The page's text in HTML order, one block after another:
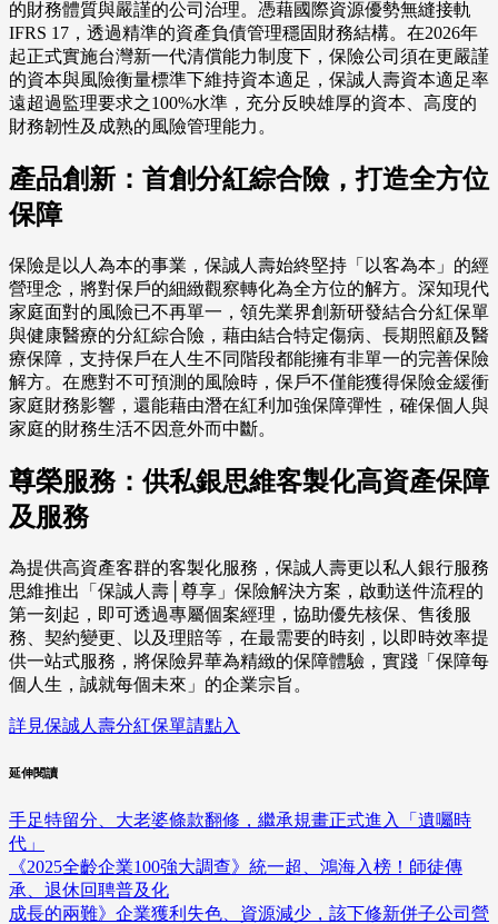
的財務體質與嚴謹的公司治理。憑藉國際資源優勢無縫接軌
IFRS 17，透過精準的資產負債管理穩固財務結構。在2026年
起正式實施台灣新一代清償能力制度下，保險公司須在更嚴謹
的資本與風險衡量標準下維持資本適足，保誠人壽資本適足率
遠超過監理要求之100%水準，充分反映雄厚的資本、高度的
財務韌性及成熟的風險管理能力。
產品創新：首創分紅綜合險，打造全方位
保障
保險是以人為本的事業，保誠人壽始終堅持「以客為本」的經
營理念，將對保戶的細緻觀察轉化為全方位的解方。深知現代
家庭面對的風險已不再單一，領先業界創新研發結合分紅保單
與健康醫療的分紅綜合險，藉由結合特定傷病、長期照顧及醫
療保障，支持保戶在人生不同階段都能擁有非單一的完善保險
解方。在應對不可預測的風險時，保戶不僅能獲得保險金緩衝
家庭財務影響，還能藉由潛在紅利加強保障彈性，確保個人與
家庭的財務生活不因意外而中斷。
尊榮服務：供私銀思維客製化高資產保障
及服務
為提供高資產客群的客製化服務，保誠人壽更以私人銀行服務
思維推出「保誠人壽│尊享」保險解決方案，啟動送件流程的
第一刻起，即可透過專屬個案經理，協助優先核保、售後服
務、契約變更、以及理賠等，在最需要的時刻，以即時效率提
供一站式服務，將保險昇華為精緻的保障體驗，實踐「保障每
個人生，誠就每個未來」的企業宗旨。
詳見保誠人壽分紅保單請點入
延伸閱讀
手足特留分、大老婆條款翻修，繼承規畫正式進入「遺囑時
代」
《2025全齡企業100強大調查》統一超、鴻海入榜！師徒傳
承、退休回聘普及化
成長的兩難》企業獲利失色、資源減少，該下修新併子公司營